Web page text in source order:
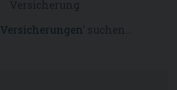
Versicherungen' suchen...